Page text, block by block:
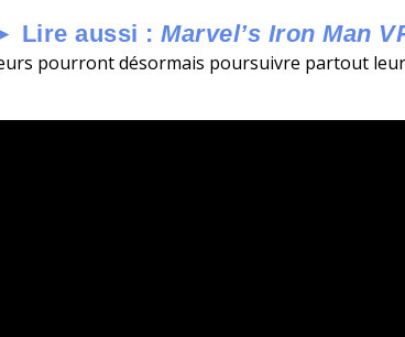
Lire aussi :Marvel’s Iron Man
pourront désormais poursuivre partout